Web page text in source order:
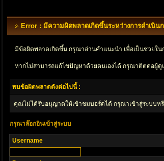
Error : มีความผิดพลาดเกิดขึ้นระหว่างการดำเนิน
มีข้อผิดพลาดเกิดขึ้น กรุณาอ่านคำแนะนำ เพื่อเป็นช่วยใ
หากไม่สามารถแก้ไขปัญหาด้วยตนเองได้ กรุณาติตด่อผู้
พบข้อผิดพลาดดังต่อไปนี้ :
คุณไม่ได้รับอนุญาตให้เข้าชมบอร์ดได้ กรุณาเข้าสู่ระบบห
กรุณาล๊อกอินเข้าสู่ระบบ
Username